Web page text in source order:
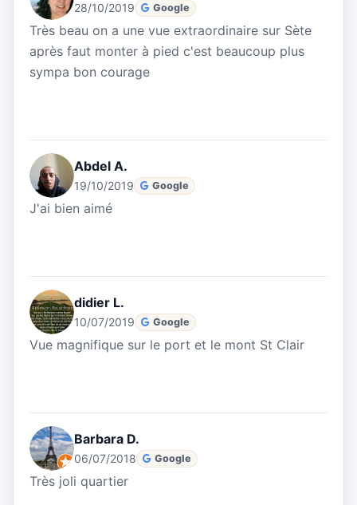
28/10/2019 Google
Très beau on a une vue extraordinaire sur Sète
après faut monter à pied c'est beaucoup plus
sympa bon courage
Abdel A.
19/10/2019 Google
J'ai bien aimé
didier L.
10/07/2019 Google
Vue magnifique sur le port et le mont St Clair
Barbara D.
06/07/2018 Google
Très joli quartier